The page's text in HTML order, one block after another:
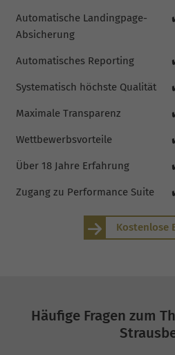
Automatische Landingpage-
Absicherung
Automatisches Reporting
Systematisch höchste Qualität
Maximale Transparenz
Wettbewerbsvorteile
Über 18 Jahre Erfahrung
Zugang zu Performance Suite
Kostenlose
Häufige Fragen zum